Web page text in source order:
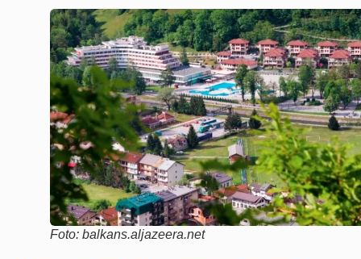
Foto: balkans.aljazeera.net